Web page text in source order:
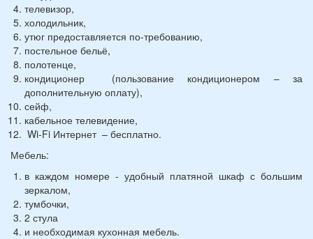
телевизор,
холодильник,
утюг предоставляется по-требованию,
постельное бельё,
полотенце,
кондиционер (пользование кондиционером – за
дополнительную оплату),
сейф,
кабельное телевидение,
Wi-Fi Интернет – бесплатно.
Мебель:
в каждом номере - удобный платяной шкаф с большим
зеркалом,
тумбочки,
2 стула
и необходимая кухонная мебель.